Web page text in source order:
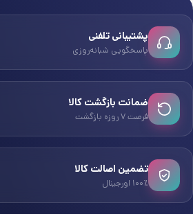
پشتیبانی تلفنی
پاسخگویی شبانه‌روزی
ضمانت بازگشت کالا
فرصت ۷ روزه بازگشت
تضمین اصالت کالا
۱۰۰٪ اورجینال